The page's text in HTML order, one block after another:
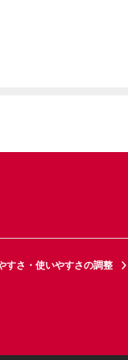
すさ・使いやすさの調整